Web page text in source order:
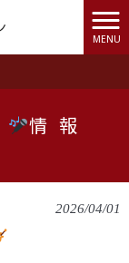
MENU
情報
2026/04/01